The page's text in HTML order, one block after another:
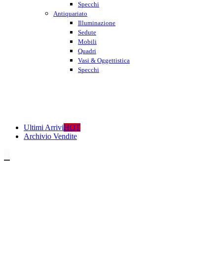
Specchi
Antiquariato
Illuminazione
Sedute
Mobili
Quadri
Vasi & Oggettistica
Specchi
Ultimi ArriviHOT
Archivio Vendite